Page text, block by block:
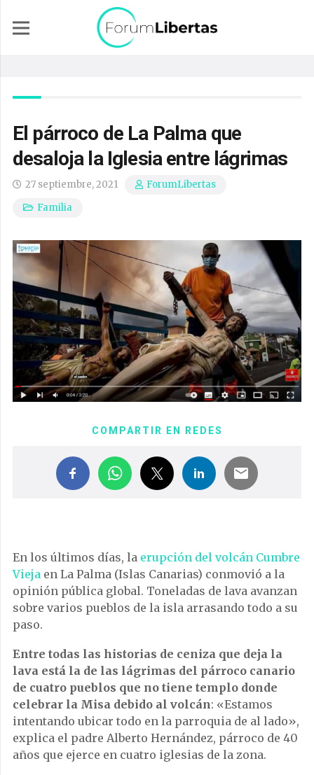
El párroco de La Palma que
desaloja la Iglesia entre lágrimas
27 septiembre, 2021
ForumLibertas
Familia
COMPARTIR EN REDES
En los últimos días, la erupción del volcán Cumbre
Vieja en La Palma (Islas Canarias) conmovió a la
opinión pública global. Toneladas de lava avanzan
sobre varios pueblos de la isla arrasando todo a su
paso.
Entre todas las historias de ceniza que deja la
lava está la de las lágrimas del párroco canario
de cuatro pueblos que no tiene templo donde
celebrar la Misa debido al volcán: «Estamos
intentando ubicar todo en la parroquia de al lado»,
explica el padre Alberto Hernández, párroco de 40
años que ejerce en cuatro iglesias de la zona.